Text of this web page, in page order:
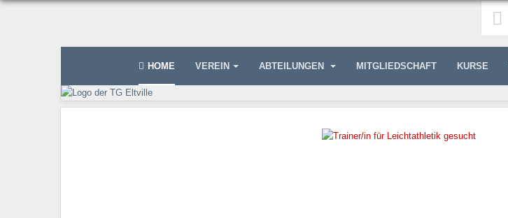
HOME VEREIN ABTEILUNGEN MITGLIEDSCHAFT KURSE